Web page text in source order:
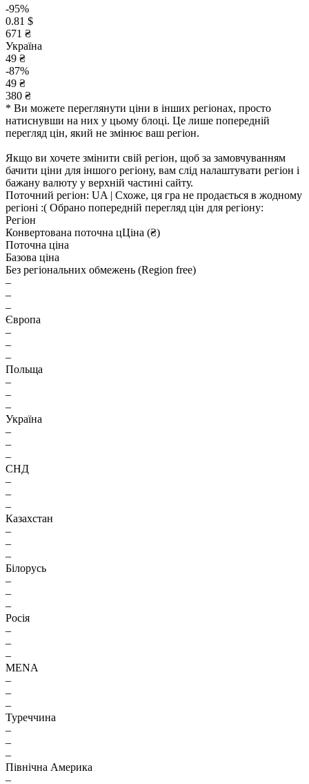
-95%
0.81 $
671 ₴
Україна
49 ₴
-87%
49 ₴
380 ₴
* Ви можете переглянути ціни в інших регіонах, просто
натиснувши на них у цьому блоці. Це лише попередній
перегляд цін, який не змінює ваш регіон.
Якщо ви хочете змінити свій регіон, щоб за замовчуванням
бачити ціни для іншого регіону, вам слід налаштувати регіон і
бажану валюту у верхній частині сайту.
Поточний регіон: UA | Схоже, ця гра не продається в жодному
регіоні :( Обрано попередній перегляд цін для регіону:
Регіон
Конвертована поточна цЦіна (₴)
Поточна ціна
Базова ціна
Без регіональних обмежень (Region free)
–
–
–
Європа
–
–
–
Польща
–
–
–
Україна
–
–
–
СНД
–
–
–
Казахстан
–
–
–
Білорусь
–
–
–
Росія
–
–
–
MENA
–
–
–
Туреччина
–
–
–
Північна Америка
–